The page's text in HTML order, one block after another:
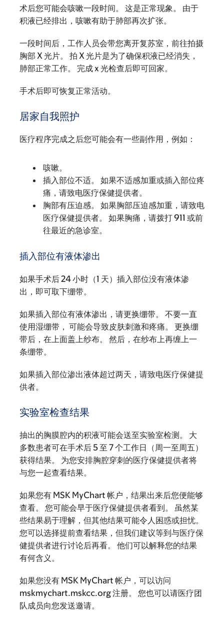
术后您可能会咳嗽一段时间。 这是正常现象。 由于
积液已经排出，咳嗽有助于肺部再次扩张。
一段时间后，工作人员会带您离开复苏室，前往拍摄
胸部 X 光片。 拍 X 光片是为了确保积液已经消失，
肺部正常工作。 完成 x 光检查后即可回家。
手术后即可恢复正常活动。
居家自我照护
医疗程序完成之后您可能会有一些副作用，例如：
咳嗽。
插入部位不适。 如果不适感加重或插入部位疼
痛，请致电医疗保健提供者。
胸部有压迫感。 如果胸部压迫感加重，请致电
医疗保健提供者。 如果胸痛，请拨打 911 或前
往最近的急诊室。
插入部位有液体渗出
如果手术后 24 小时（1 天）插入部位没有液体渗
出，即可取下绷带。
如果插入部位有液体渗出，请更换绷带。 不要一直
使用湿绷带， 可能会导致皮肤刺激和疼痛。 更换绷
带后，在上面盖上纱布。 然后，在纱布上再缠上一
条绷带。
如果插入部位渗出液体超过两天，请致电医疗保健提
供者。
实验室检查结果
抽出的胸膜腔内的积液可能会送至实验室检测。 大
多数患者可在手术后 5 至 7 个工作日（周一至周五）
获得结果。 为您安排胸腔穿刺的医疗保健提供者将
与您一起查看结果。
如果您有 MSK MyChart 帐户，结果出来后您便能够
查看。 您可能会早于医疗保健提供者看到。 虽然某
些结果易于理解，但其他结果可能令人困惑或担忧。
您可以选择提前查看结果，但我们建议等到与医疗保
健提供者进行讨论后再看。 他们可以解释您的结果
有何含义。
如果您没有 MSK MyChart 帐户，可以访问
mskmychart.mskcc.org 注册。 您也可以请医疗团
队成员向您发送邀请。